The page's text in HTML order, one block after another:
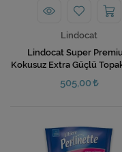
Lindocat
Lindocat Super
Kokusuz Extra Güçlü
Kedi Kumu 10 Lt
505,00